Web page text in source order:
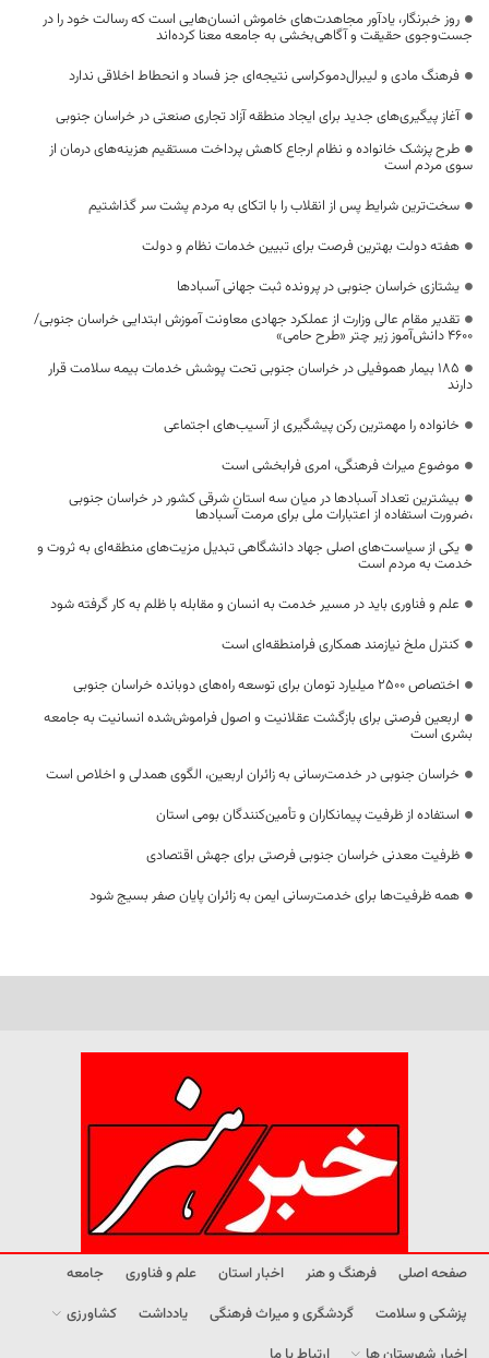
روز خبرنگار، یادآور مجاهدت‌های خاموش انسان‌هایی است که رسالت خود را در
جست‌وجوی حقیقت و آگاهی‌بخشی به جامعه معنا کرده‌اند
فرهنگ مادی و لیبرال‌دموکراسی نتیجه‌ای جز فساد و انحطاط اخلاقی ندارد
آغاز پیگیری‌های جدید برای ایجاد منطقه آزاد تجاری صنعتی در خراسان جنوبی
طرح پزشک خانواده و نظام ارجاع کاهش پرداخت مستقیم هزینه‌های درمان از
سوی مردم است
سخت‌ترین شرایط پس از انقلاب را با اتکای به مردم پشت سر گذاشتیم
هفته دولت بهترین فرصت برای تبیین خدمات نظام و دولت
یشتازی خراسان جنوبی در پرونده ثبت جهانی آسبادها
تقدیر مقام عالی وزارت از عملکرد جهادی معاونت آموزش ابتدایی خراسان جنوبی/
۴۶۰۰ دانش‌آموز زیر چتر «طرح حامی»
۱۸۵ بیمار هموفیلی در خراسان جنوبی تحت پوشش خدمات بیمه سلامت قرار
دارند
خانواده را مهمترین رکن پیشگیری از آسیب‌های اجتماعی
موضوع میراث فرهنگی، امری فرابخشی است
بیشترین تعداد آسبادها در میان سه استان شرقی کشور در خراسان جنوبی
،ضرورت استفاده از اعتبارات ملی برای مرمت آسبادها
یکی از سیاست‌های اصلی جهاد دانشگاهی تبدیل مزیت‌های منطقه‌ای به ثروت و
خدمت به مردم است
علم و فناوری باید در مسیر خدمت به انسان و مقابله با ظلم به کار گرفته شود
کنترل ملخ نیازمند همکاری فرامنطقه‌ای است
اختصاص 2500 میلیارد تومان برای توسعه راه‌های دوبانده خراسان جنوبی
اربعین فرصتی برای بازگشت عقلانیت و اصول فراموش‌شده انسانیت به جامعه
بشری است
خراسان جنوبی در خدمت‌رسانی به زائران اربعین، الگوی همدلی و اخلاص است
استفاده از ظرفیت پیمانکاران و تأمین‌کنندگان بومی استان
ظرفیت معدنی خراسان جنوبی فرصتی برای جهش اقتصادی
همه ظرفیت‌ها برای خدمت‌رسانی ایمن به زائران پایان صفر بسیج شود
صفحه اصلی فرهنگ و هنر اخبار استان علم و فناوری
جامعه
پزشکی و سلامت
گردشگری و میراث فرهنگی یادداشت
کشاورزی